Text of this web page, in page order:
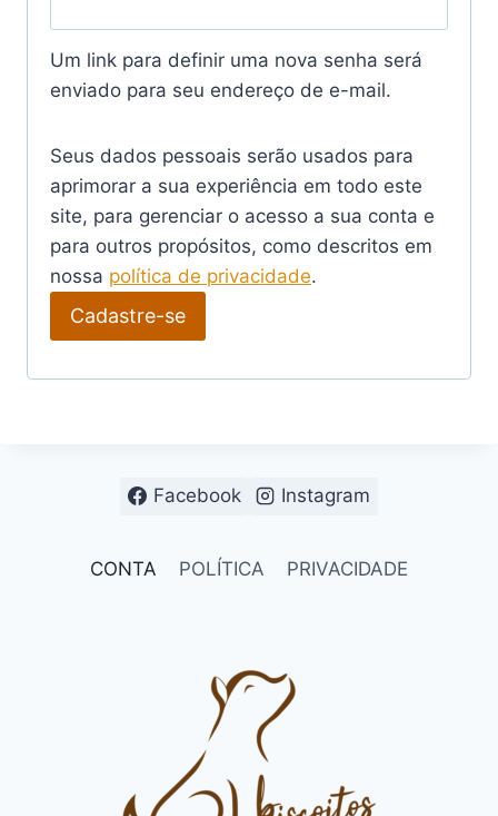
i
a
ó
r
Um link para definir uma nova senha será
enviado para seu endereço de e-mail.
Seus dados pessoais serão usados para
aprimorar a sua experiência em todo este
site, para gerenciar o acesso a sua conta e
para outros propósitos, como descritos em
nossa política de privacidade.
Cadastre-se
Facebook Instagram
CONTA POLÍTICA PRIVACIDADE